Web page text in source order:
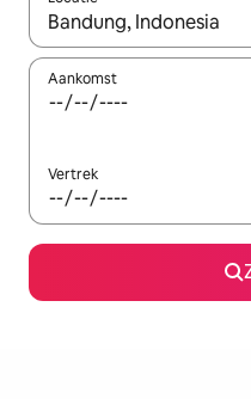
Wanneer er suggesties
Aankomst
Vertrek